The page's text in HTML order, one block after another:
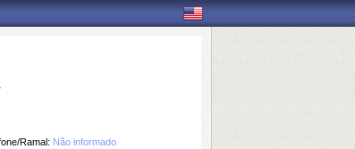
Ramal: Não informado